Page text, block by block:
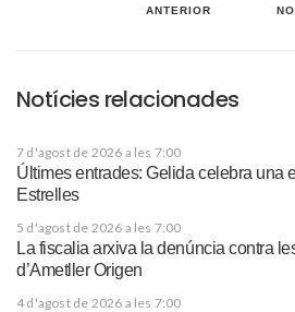
ANTERIOR
Notícies relacionades
7 d'agost de 2026 a les 7:00
Últimes entrades: Gelida celebra una
Estrelles
5 d'agost de 2026 a les 7:00
La fiscalia arxiva la denúncia contra
d’Ametller Origen
4 d'agost de 2026 a les 7:00